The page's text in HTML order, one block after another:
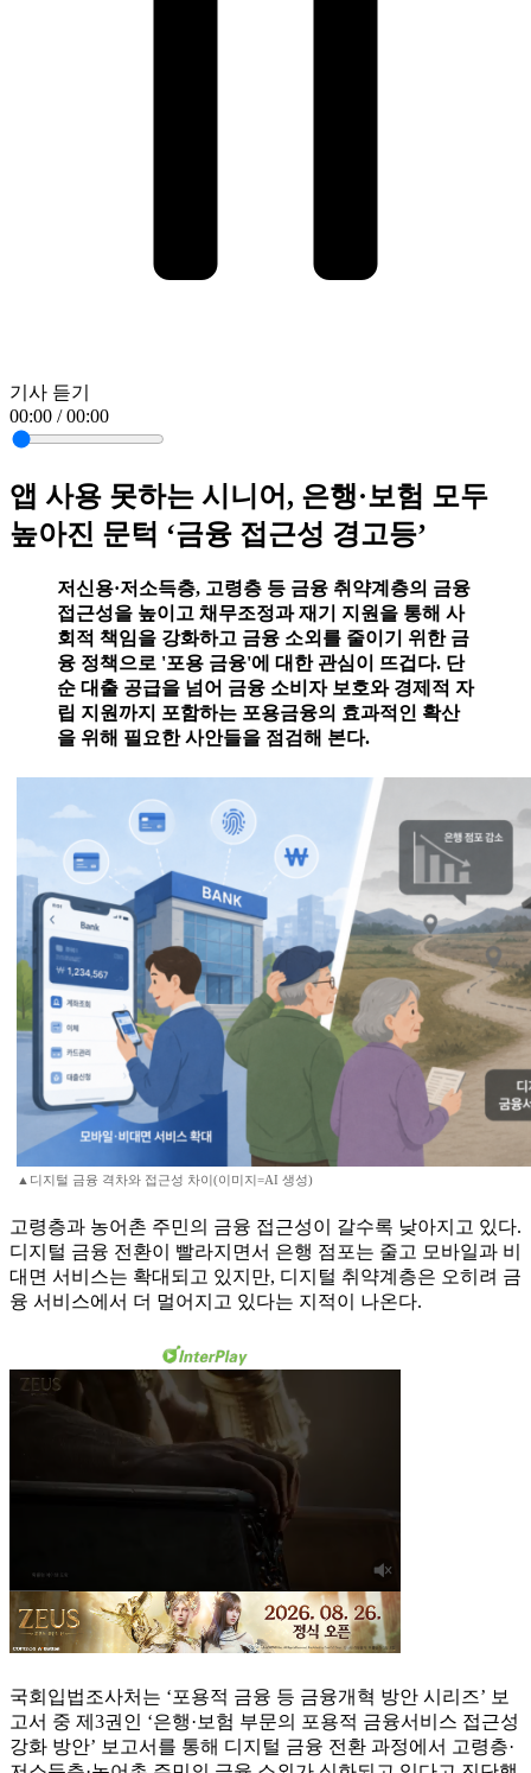
기사 듣기
00:00 / 00:00
앱 사용 못하는 시니어, 은행·보험 모두
높아진 문턱 ‘금융 접근성 경고등’
저신용·저소득층, 고령층 등 금융 취약계층의 금융
접근성을 높이고 채무조정과 재기 지원을 통해 사
회적 책임을 강화하고 금융 소외를 줄이기 위한 금
융 정책으로 '포용 금융'에 대한 관심이 뜨겁다. 단
순 대출 공급을 넘어 금융 소비자 보호와 경제적 자
립 지원까지 포함하는 포용금융의 효과적인 확산
을 위해 필요한 사안들을 점검해 본다.
▲디지털 금융 격차와 접근성 차이(이미지=AI 생성)
고령층과 농어촌 주민의 금융 접근성이 갈수록 낮아지고 있다.
디지털 금융 전환이 빨라지면서 은행 점포는 줄고 모바일과 비
대면 서비스는 확대되고 있지만, 디지털 취약계층은 오히려 금
융 서비스에서 더 멀어지고 있다는 지적이 나온다.
국회입법조사처는 ‘포용적 금융 등 금융개혁 방안 시리즈’ 보
고서 중 제3권인 ‘은행·보험 부문의 포용적 금융서비스 접근성
강화 방안’ 보고서를 통해 디지털 금융 전환 과정에서 고령층·